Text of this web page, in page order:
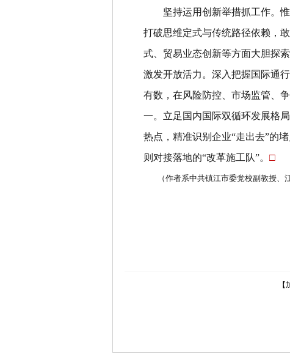
坚持运用创新举措抓工作。
打破思维定式与传统路径依赖，
式、贸易业态创新等方面大胆探
激发开放活力。深入把握国际通
有数，在风险防控、市场监管、
一。立足国内国际双循环发展格
热点，精准识别企业“走出去”的
则对接落地的“改革施工队”。 □
（作者系中共镇江市委党校副教授
【